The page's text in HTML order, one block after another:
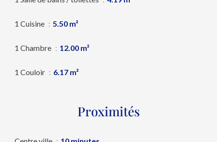
1 Cuisine 5.50 m²
1 Chambre 12.00 m²
1 Couloir 6.17 m²
Proximités